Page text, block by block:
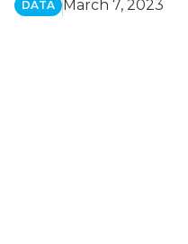
DATA March 7, 2023